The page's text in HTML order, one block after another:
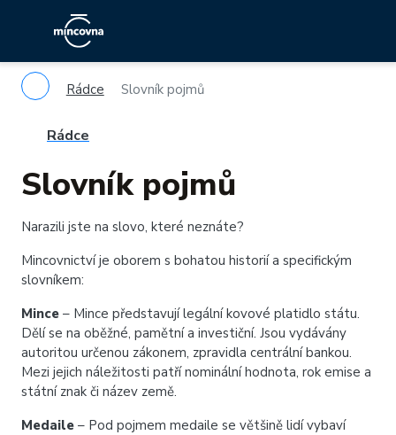
Rádce Slovník pojmů
Rádce
Slovník pojmů
Narazili jste na slovo, které neznáte?
Mincovnictví je oborem s bohatou historií a specifickým
slovníkem:
Mince – Mince představují legální kovové platidlo státu.
Dělí se na oběžné, pamětní a investiční. Jsou vydávány
autoritou určenou zákonem, zpravidla centrální bankou.
Mezi jejich náležitosti patří nominální hodnota, rok emise a
státní znak či název země.
Medaile – Pod pojmem medaile se většině lidí vybaví